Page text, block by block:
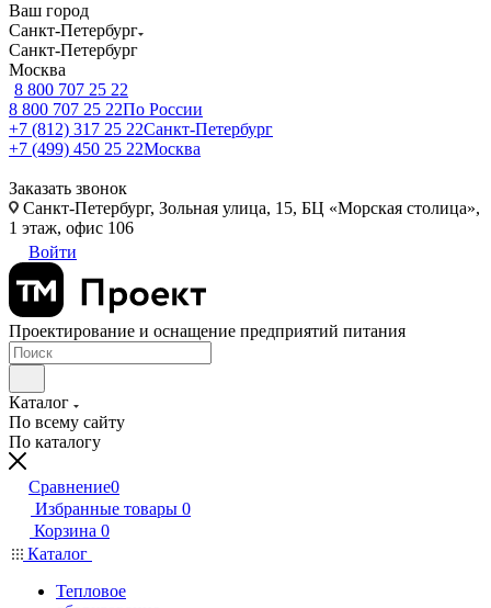
Ваш город
Санкт-Петербург
Санкт-Петербург
Москва
8 800 707 25 22
8 800 707 25 22По России
+7 (812) 317 25 22Санкт-Петербург
+7 (499) 450 25 22Москва
Заказать звонок
Санкт-Петербург, Зольная улица, 15, БЦ «Морская столица»,
1 этаж, офис 106
Войти
Проектирование и оснащение предприятий питания
Каталог
По всему сайту
По каталогу
Сравнение0
Избранные товары 0
Корзина 0
Каталог
Тепловое